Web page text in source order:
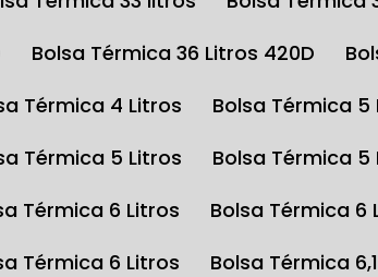
Bolsa Térmica 36 Litros 420D
Térmica 4 Litros Bolsa Térmica
Térmica 5 Litros Bolsa Térmica
Térmica 6 Litros Bolsa Térmica 6
Térmica 6 Litros Bolsa Térmica